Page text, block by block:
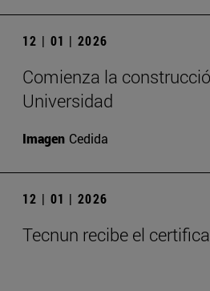
12 | 01 | 2026
Comienza la
Universidad
Imagen Cedida
12 | 01 | 2026
Tecnun recibe el